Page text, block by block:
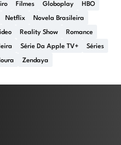
Filmes Globoplay HBO
Netflix Novela Brasileira
Reality Show Romance
Série Da Apple TV+ Séries
Zendaya